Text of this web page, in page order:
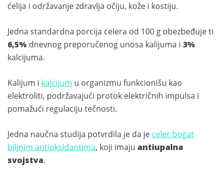
ćelija i održavanje zdravlja očiju, kože i kostiju.
Jedna standardna porcija celera od 100 g obezbeđuje ti
6,5% dnevnog preporučenog unosa kalijuma i 3%
kalcijuma.
Kalijum i kalcijum u organizmu funkcionišu kao
elektroliti, podržavajući protok električnih impulsa i
pomažući regulaciju tečnosti.
Jedna naučna studija potvrdila je da je celer bogat
biljnim antioksidantima, koji imaju antiupalna
svojstva.